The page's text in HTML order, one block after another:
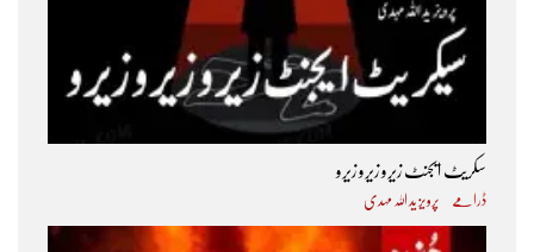
سکریٹ ایجنٹ زیرو زیرو زیرو
ڈرامے پرویز ید اللہ مہدی